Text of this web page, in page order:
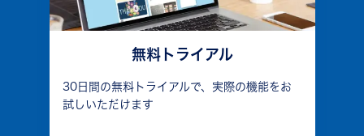
無料トライアル
30日間の無料トライアルで、実際の機能をお
試しいただけます